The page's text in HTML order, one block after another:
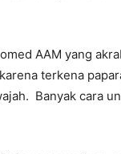
AAM yang
terkena
Banyak cara